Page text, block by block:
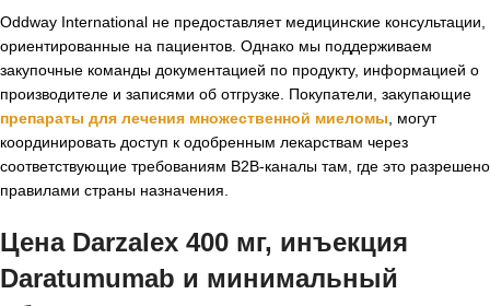
Oddway International не предоставляет медицинские консультации,
ориентированные на пациентов. Однако мы поддерживаем
закупочные команды документацией по продукту, информацией о
производителе и записями об отгрузке. Покупатели, закупающие
препараты для лечения множественной миеломы , могут
координировать доступ к одобренным лекарствам через
соответствующие требованиям B2B-каналы там, где это разрешено
правилами страны назначения.
Цена Darzalex 400 мг, инъекция
Daratumumab и минимальный